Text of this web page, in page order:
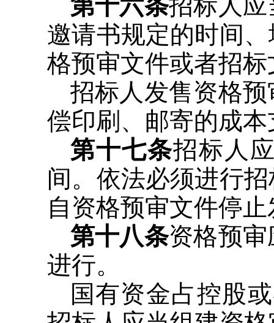
邀请书规定的时间
格预审文件或者招
招标人发售资格
偿印刷、邮寄的成
第十七条招标人
间。依法必须进行
自资格预审文件停
第十八条资格预
进行。
国有资金占控股